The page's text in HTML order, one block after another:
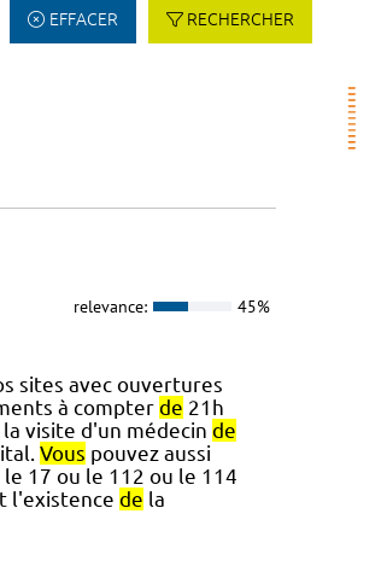
EFFACER RECHERCHER
relevance: 45%
sites avec ouvertures
à compter de 21h
visite d'un médecin de
Vous pouvez aussi
le 17 ou le 112 ou le 114
l'existence de la